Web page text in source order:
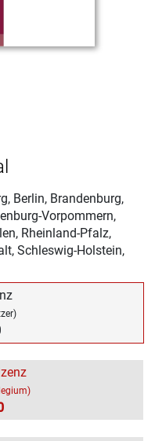
Berlin, Brandenburg,
Vorpommern,
Rheinland-Pfalz,
Schleswig-Holstein,